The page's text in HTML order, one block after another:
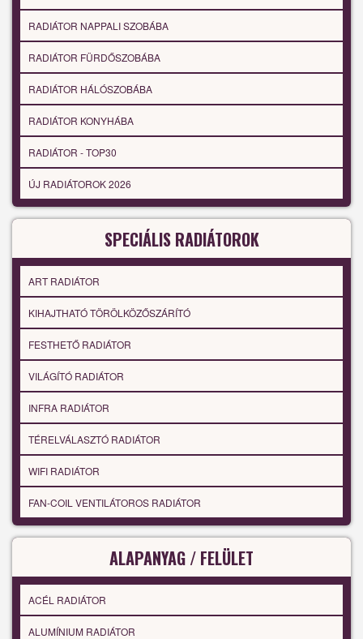
RADIÁTOR NAPPALI SZOBÁBA
RADIÁTOR FÜRDŐSZOBÁBA
RADIÁTOR HÁLÓSZOBÁBA
RADIÁTOR KONYHÁBA
RADIÁTOR - TOP30
ÚJ RADIÁTOROK 2026
SPECIÁLIS RADIÁTOROK
ART RADIÁTOR
KIHAJTHATÓ TÖRÖLKÖZŐSZÁRÍTÓ
FESTHETŐ RADIÁTOR
VILÁGÍTÓ RADIÁTOR
INFRA RADIÁTOR
TÉRELVÁLASZTÓ RADIÁTOR
WIFI RADIÁTOR
FAN-COIL VENTILÁTOROS RADIÁTOR
ALAPANYAG / FELÜLET
ACÉL RADIÁTOR
ALUMÍNIUM RADIÁTOR